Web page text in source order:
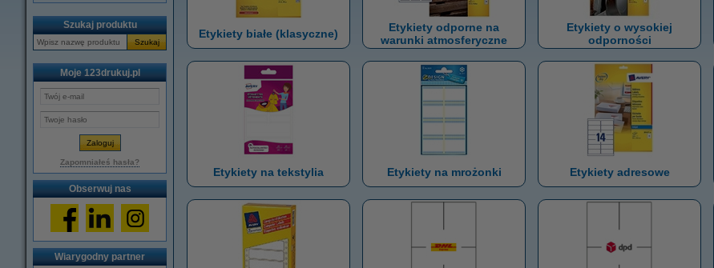
Szukaj produktu
Szukaj
Moje 123drukuj.pl
Zapomniałeś hasła?
Obserwuj nas
Wiarygodny partner
Etykiety białe (klasyczne)
Etykiety odporne na
warunki atmosferyczne
Etykiety o wysokiej
odporności
Etykiety na tekstylia Etykiety na mrożonki Etykiety adresowe